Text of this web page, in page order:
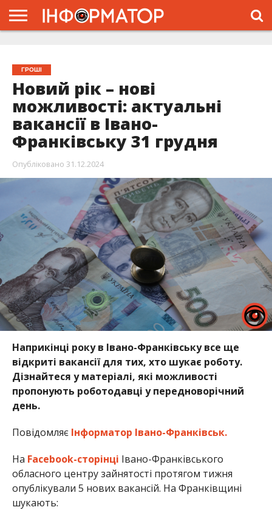
ГРОШІ
Новий рік – нові
можливості: актуальні
вакансії в Івано-
Франківську 31 грудня
Опубліковано 31.12.2024
Наприкінці року в Івано-Франківську все ще
відкриті вакансії для тих, хто шукає роботу.
Дізнайтеся у матеріалі, які можливості
пропонують роботодавці у передноворічний
день.
Повідомляє Інформатор Івано-Франківськ.
На Facebook-сторінці Івано-Франківського
обласного центру зайнятості протягом тижня
опублікували 5 нових вакансій. На Франківщині
шукають: